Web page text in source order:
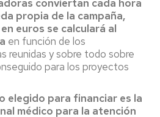
conviertan cada hora
propia de la campaña,
euros se calculará al
en función de los
reunidas y sobre todo sobre
para los proyectos
elegido para financiar es la
médico para la atención